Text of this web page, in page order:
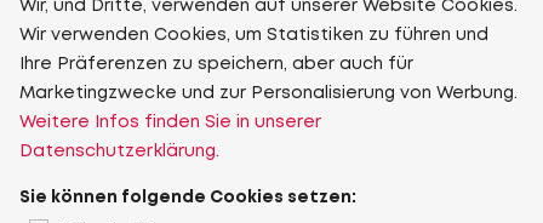
Wir, und Dritte, verwenden auf unserer Website Cookies.
Wir verwenden Cookies, um Statistiken zu führen und
Ihre Präferenzen zu speichern, aber auch für
Marketingzwecke und zur Personalisierung von Werbung.
Weitere Infos finden Sie in unserer
Datenschutzerklärung.
Sie können folgende Cookies setzen: